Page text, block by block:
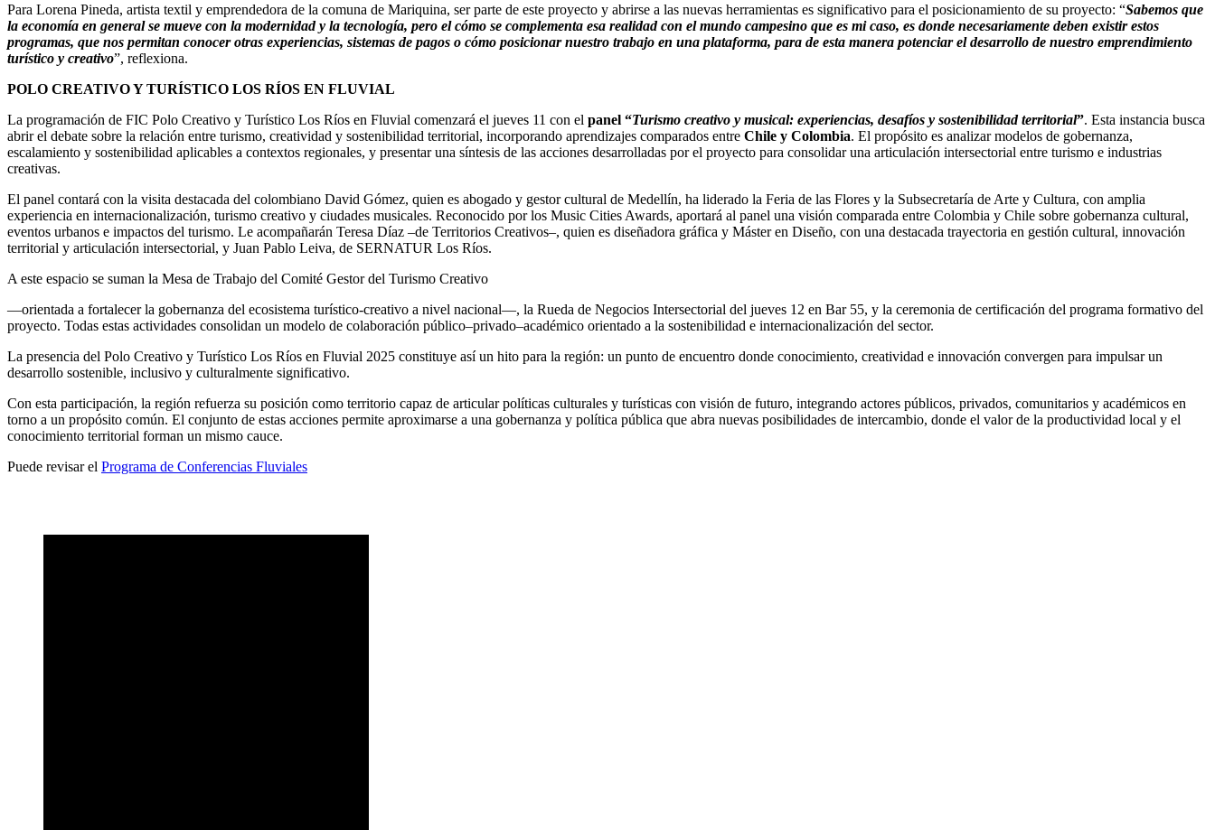
Para Lorena Pineda, artista textil y emprendedora de la comuna de Mariquina, ser parte de este proyecto y abrirse a las nuevas herramientas es significativo para el posicionamiento de su proyecto: “Sabemos que
la economía en general se mueve con la modernidad y la tecnología, pero el cómo se complementa esa realidad con el mundo campesino que es mi caso, es donde necesariamente deben existir estos
programas, que nos permitan conocer otras experiencias, sistemas de pagos o cómo posicionar nuestro trabajo en una plataforma, para de esta manera potenciar el desarrollo de nuestro emprendimiento
turístico y creativo”, reflexiona.
POLO CREATIVO Y TURÍSTICO LOS RÍOS EN FLUVIAL
La programación de FIC Polo Creativo y Turístico Los Ríos en Fluvial comenzará el jueves 11 con el panel “Turismo creativo y musical: experiencias, desafíos y sostenibilidad territorial”. Esta instancia busca
abrir el debate sobre la relación entre turismo, creatividad y sostenibilidad territorial, incorporando aprendizajes comparados entre Chile y Colombia. El propósito es analizar modelos de gobernanza,
escalamiento y sostenibilidad aplicables a contextos regionales, y presentar una síntesis de las acciones desarrolladas por el proyecto para consolidar una articulación intersectorial entre turismo e industrias
creativas.
El panel contará con la visita destacada del colombiano David Gómez, quien es abogado y gestor cultural de Medellín, ha liderado la Feria de las Flores y la Subsecretaría de Arte y Cultura, con amplia
experiencia en internacionalización, turismo creativo y ciudades musicales. Reconocido por los Music Cities Awards, aportará al panel una visión comparada entre Colombia y Chile sobre gobernanza cultural,
eventos urbanos e impactos del turismo. Le acompañarán Teresa Díaz –de Territorios Creativos–, quien es diseñadora gráfica y Máster en Diseño, con una destacada trayectoria en gestión cultural, innovación
territorial y articulación intersectorial, y Juan Pablo Leiva, de SERNATUR Los Ríos.
A este espacio se suman la Mesa de Trabajo del Comité Gestor del Turismo Creativo
—orientada a fortalecer la gobernanza del ecosistema turístico-creativo a nivel nacional—, la Rueda de Negocios Intersectorial del jueves 12 en Bar 55, y la ceremonia de certificación del programa formativo del
proyecto. Todas estas actividades consolidan un modelo de colaboración público–privado–académico orientado a la sostenibilidad e internacionalización del sector.
La presencia del Polo Creativo y Turístico Los Ríos en Fluvial 2025 constituye así un hito para la región: un punto de encuentro donde conocimiento, creatividad e innovación convergen para impulsar un
desarrollo sostenible, inclusivo y culturalmente significativo.
Con esta participación, la región refuerza su posición como territorio capaz de articular políticas culturales y turísticas con visión de futuro, integrando actores públicos, privados, comunitarios y académicos en
torno a un propósito común. El conjunto de estas acciones permite aproximarse a una gobernanza y política pública que abra nuevas posibilidades de intercambio, donde el valor de la productividad local y el
conocimiento territorial forman un mismo cauce.
Puede revisar el Programa de Conferencias Fluviales